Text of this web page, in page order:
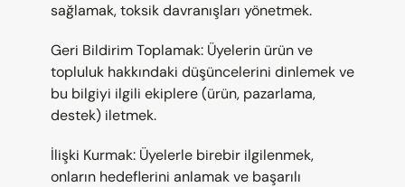
sağlamak, toksik davranışları yönetmek.
Geri Bildirim Toplamak: Üyelerin ürün ve
topluluk hakkındaki düşüncelerini dinlemek ve
bu bilgiyi ilgili ekiplere (ürün, pazarlama,
destek) iletmek.
İlişki Kurmak: Üyelerle birebir ilgilenmek,
onların hedeflerini anlamak ve başarılı